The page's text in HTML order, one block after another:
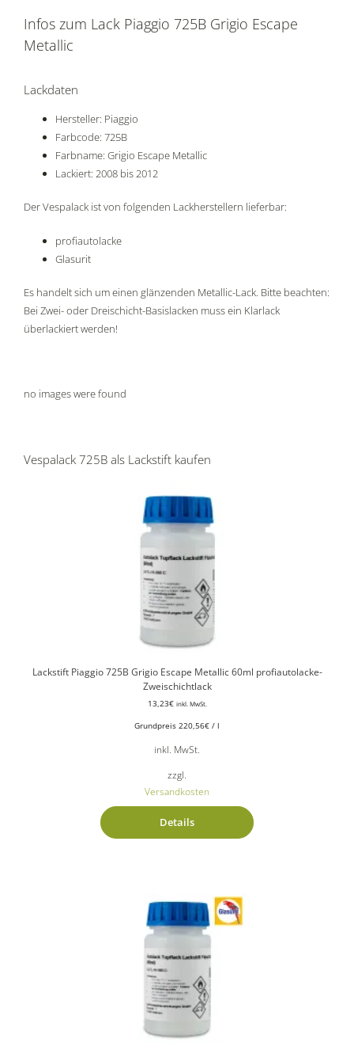
Infos zum Lack Piaggio 725B Grigio Escape
Metallic
Lackdaten
Hersteller: Piaggio
Farbcode: 725B
Farbname: Grigio Escape Metallic
Lackiert: 2008 bis 2012
Der Vespalack ist von folgenden Lackherstellern lieferbar:
profiautolacke
Glasurit
Es handelt sich um einen glänzenden Metallic-Lack. Bitte beachten:
Bei Zwei- oder Dreischicht-Basislacken muss ein Klarlack
überlackiert werden!
no images were found
Vespalack 725B als Lackstift kaufen
Lackstift Piaggio 725B Grigio Escape Metallic 60ml profiautolacke-
Zweischichtlack
13,23€ inkl. MwSt.
Grundpreis 220,56€ / l
inkl. MwSt.
zzgl.
Versandkosten
Details